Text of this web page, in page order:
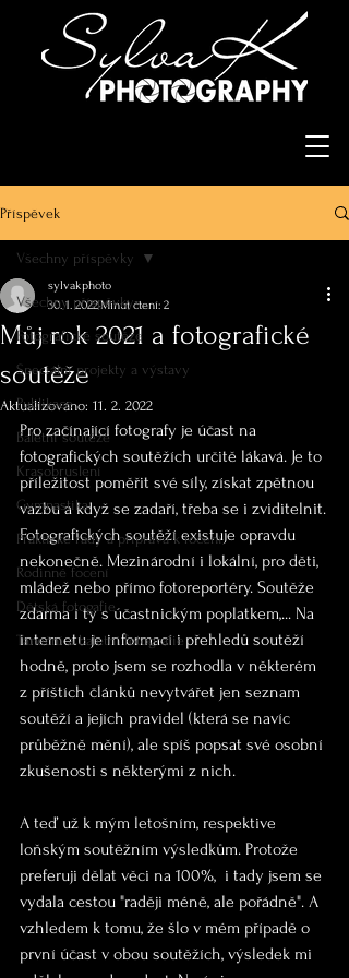
Příspěvek
Všechny příspěvky
Fotografické soutěže
Speciální projekty a výstavy
Publikace
Baletní soutěže
Krasobruslení
Gymnastika
Praktické rady a příprava k focení
Rodinné focení
Dětská fotogafie
Taneční a baletní fotografie
Všechny příspěvky
Můj rok 2021 a fotografické
soutěže
sylvakphoto
30. 1. 2022Minut čtení: 2
Aktualizováno: 11. 2. 2022
Pro začínající fotografy je účast na
fotografických soutěžích určitě lákavá. Je to
příležitost poměřit své síly, získat zpětnou
vazbu a když se zadaří, třeba se i zviditelnit.
Fotografických soutěží existuje opravdu
nekonečně. Mezinárodní i lokální, pro děti,
mládež nebo přímo fotoreportéry. Soutěže
zdarma i ty s účastnickým poplatkem,... Na
internetu je informací i přehledů soutěží
hodně, proto jsem se rozhodla v některém
z příštích článků nevytvářet jen seznam
soutěží a jejích pravidel (která se navíc
průběžně mění), ale spíš popsat své osobní
zkušenosti s některými z nich.
A teď už k mým letošním, respektive
loňským soutěžním výsledkům. Protože
preferuji dělat věci na 100%,  i tady jsem se
vydala cestou "raději méně, ale pořádně". A
vzhledem k tomu, že šlo v mém případě o
první účast v obou soutěžích, výsledek mi